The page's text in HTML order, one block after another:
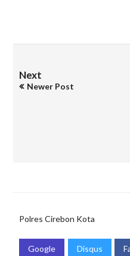
Next
Newer Post
Polres Cirebon Kota
Google Disqus